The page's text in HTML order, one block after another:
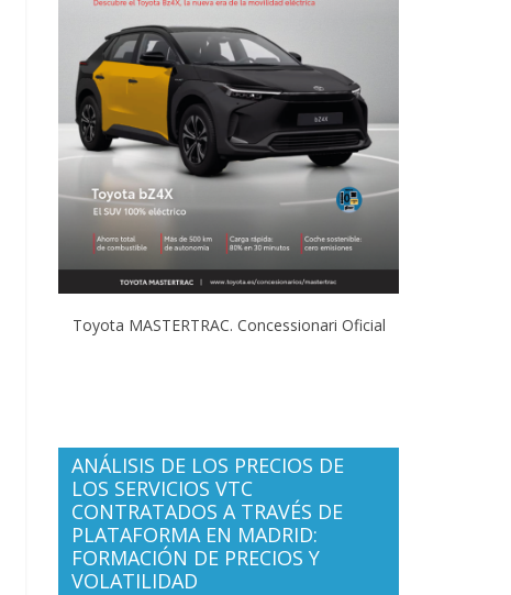
Toyota MASTERTRAC. Concessionari Oficial
ANÁLISIS DE LOS PRECIOS DE
LOS SERVICIOS VTC
CONTRATADOS A TRAVÉS DE
PLATAFORMA EN MADRID:
FORMACIÓN DE PRECIOS Y
VOLATILIDAD